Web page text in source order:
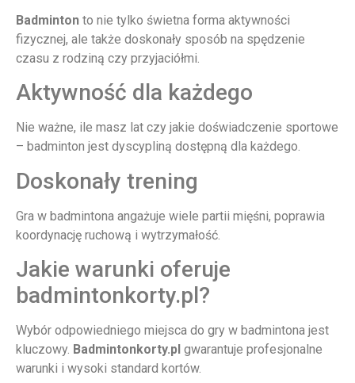
Badminton to nie tylko świetna forma aktywności
fizycznej, ale także doskonały sposób na spędzenie
czasu z rodziną czy przyjaciółmi.
Aktywność dla każdego
Nie ważne, ile masz lat czy jakie doświadczenie sportowe
– badminton jest dyscypliną dostępną dla każdego.
Doskonały trening
Gra w badmintona angażuje wiele partii mięśni, poprawia
koordynację ruchową i wytrzymałość.
Jakie warunki oferuje
badmintonkorty.pl?
Wybór odpowiedniego miejsca do gry w badmintona jest
kluczowy. Badmintonkorty.pl gwarantuje profesjonalne
warunki i wysoki standard kortów.